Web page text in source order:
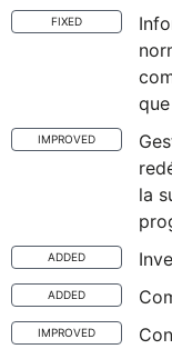
FIXED
IMPROVED
la
ADDED
ADDED
IMPROVED